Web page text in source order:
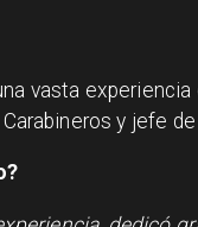
vasta
y jefe